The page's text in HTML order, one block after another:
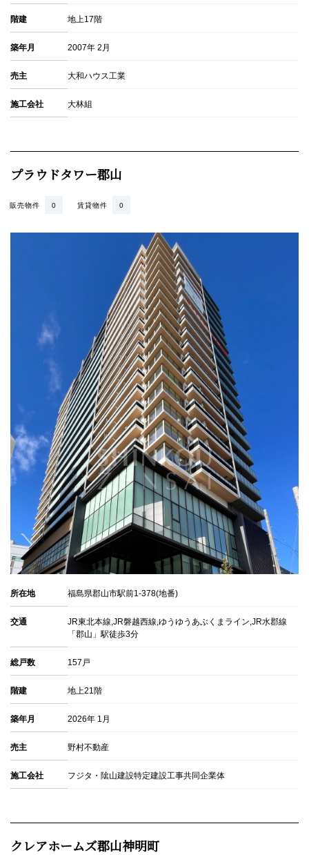
階建 地上17階
築年月 2007年 2月
売主 大和ハウス工業
施工会社 大林組
プラウドタワー郡山
賃貸物件 0
販売物件 0
所在地 福島県郡山市駅前1-378(地番)
交通
JR東北本線,JR磐越西線,ゆうゆうあぶくまライン,JR水郡線
「郡山」駅徒歩3分
総戸数 157戸
階建 地上21階
築年月 2026年 1月
売主 野村不動産
施工会社 フジタ・隂山建設特定建設工事共同企業体
クレアホームズ郡山神明町